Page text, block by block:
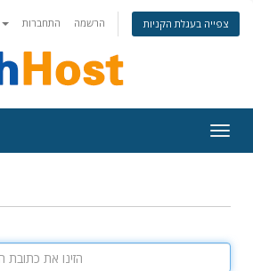
התחברות הרשמה צפייה בעגלת הקניות